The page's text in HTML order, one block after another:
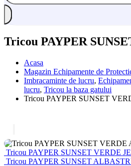
Tricou PAYPER
Acasa
Magazin Echipamente de
Imbracaminte de lucru,
lucru, Tricou la baza gatului
Tricou PAYPER SUNSET
Tricou PAYPER SUNSET VERDE
Tricou PAYPER SUNSET